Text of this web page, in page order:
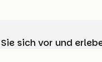
Sie sich vor und